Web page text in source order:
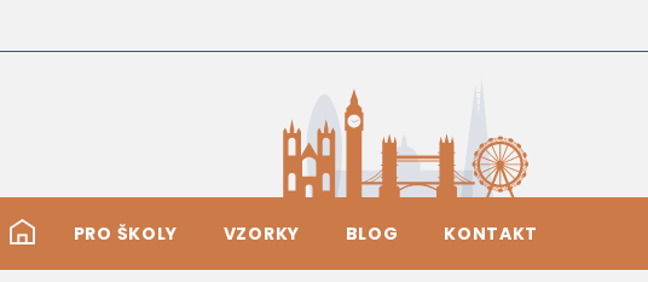
# PRO ŠKOLY VZORKY BLOG KONTAKT